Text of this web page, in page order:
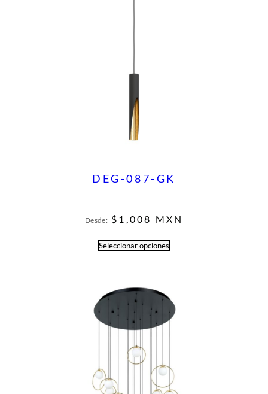
DEG-087-GK
Desde: $ 1,008 MXN
Seleccionar opciones